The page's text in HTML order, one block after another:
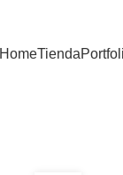
HomeTienda